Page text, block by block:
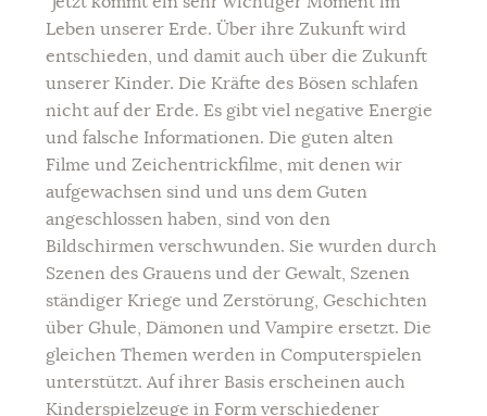
Leben unserer Erde. Über ihre Zukunft wird
entschieden, und damit auch über die Zukunft
unserer Kinder. Die Kräfte des Bösen schlafen
nicht auf der Erde. Es gibt viel negative Energie
und falsche Informationen. Die guten alten
Filme und Zeichentrickfilme, mit denen wir
aufgewachsen sind und uns dem Guten
angeschlossen haben, sind von den
Bildschirmen verschwunden. Sie wurden durch
Szenen des Grauens und der Gewalt, Szenen
ständiger Kriege und Zerstörung, Geschichten
über Ghule, Dämonen und Vampire ersetzt. Die
gleichen Themen werden in Computerspielen
unterstützt. Auf ihrer Basis erscheinen auch
Kinderspielzeuge in Form verschiedener